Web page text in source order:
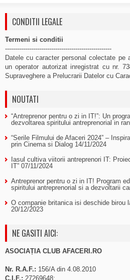
CONDITII LEGALE
Termeni si conditii
-----------------------------------------------------
Datele cu caracter personal colectate
un operator autorizat inregistrat cu nr.
Supraveghere a Prelucrarii Datelor cu
NOUTATI
“Antreprenor pentru o zi in IT!”: Un
dezvoltarea spiritului antreprenorial in
“Serile Filmului de Afaceri 2024” –
prin Cinema si Dialog 14/11/2024
Iasul cultiva viitorii antreprenori IT:
IT” 07/11/2024
Antreprenor pentru o zi in IT! Program
spiritului antreprenorial si a dezvoltarii
O companie britanica isi deschide birou
20/12/2023
NE GASITI AICI:
ASOCIAȚIA CLUB AFACERI.RO
Nr. R.A.F.: 156/A din 4.08.2010
C.I.F.: 27269648;